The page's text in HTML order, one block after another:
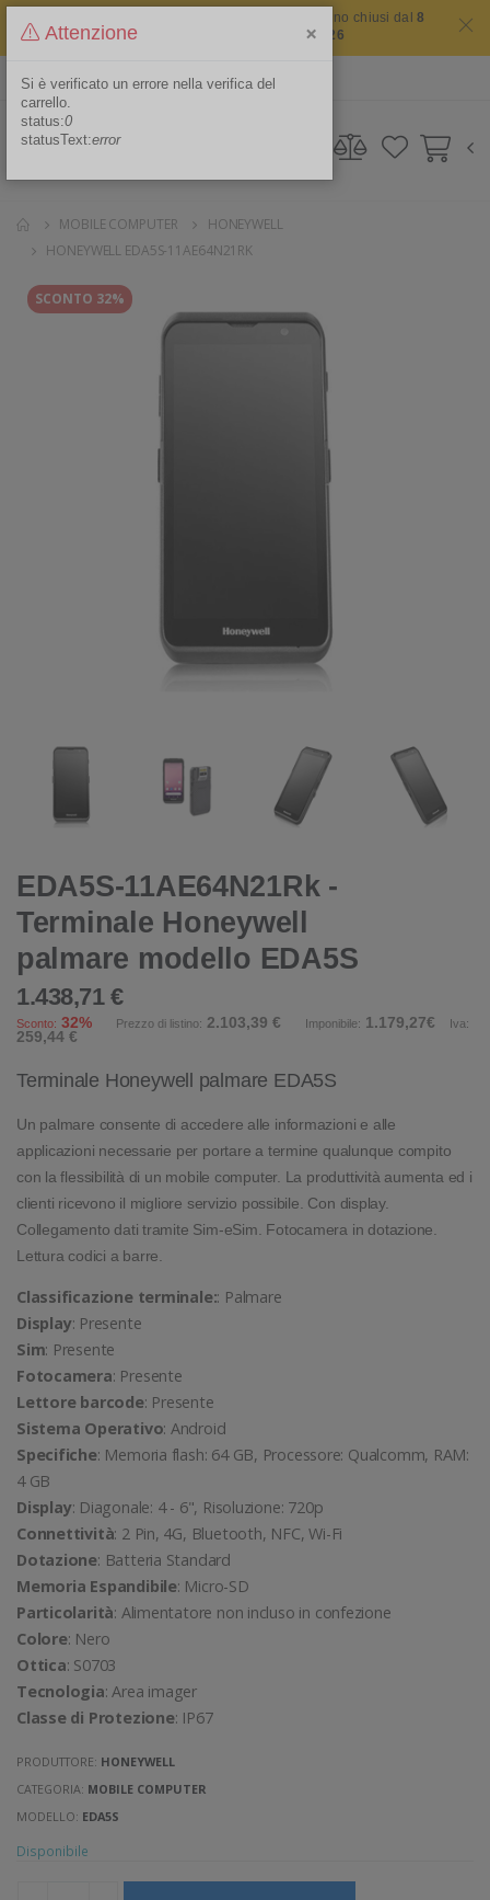
Il sito non chiude mai ma i nostri uffici saranno chiusi dal8
agosto 2026 al 16 agosto 2026
Area Riservata
MOBILE COMPUTER
HONEYWELL
HONEYWELL EDA5S-11AE64N21RK
SCONTO 32%
EDA5S-11AE64N21Rk -
Terminale Honeywell
palmare modello EDA5S
1.438,71 €
Sconto: 32% Prezzo di listino: 2.103,39 € Imponibile: 1.179,27€ Iva:
259,44 €
Terminale Honeywell palmare EDA5S
Un palmare consente di accedere alle informazioni e alle
applicazioni necessarie per portare a termine qualunque compito
con la flessibilità di un mobile computer. La produttività aumenta ed i
clienti ricevono il migliore servizio possibile. Con display.
Collegamento dati tramite Sim-eSim. Fotocamera in dotazione.
Lettura codici a barre.
Classificazione terminale:: Palmare
Display: Presente
Sim: Presente
Fotocamera: Presente
Lettore barcode: Presente
Sistema Operativo: Android
Specifiche: Memoria flash: 64 GB, Processore: Qualcomm, RAM:
4 GB
Display: Diagonale: 4 - 6", Risoluzione: 720p
Connettività: 2 Pin, 4G, Bluetooth, NFC, Wi-Fi
Dotazione: Batteria Standard
Memoria Espandibile: Micro-SD
Particolarità: Alimentatore non incluso in confezione
Colore: Nero
Ottica: S0703
Tecnologia: Area imager
Classe di Protezione: IP67
PRODUTTORE: HONEYWELL
CATEGORIA: MOBILE COMPUTER
MODELLO: EDA5S
Disponibile
Attenzione ×
Si è verificato un errore nella verifica del
carrello.
status:0
statusText:error